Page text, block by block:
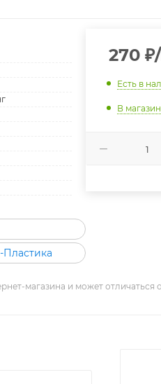
270₽
Есть в
В
магазина и может отличаться